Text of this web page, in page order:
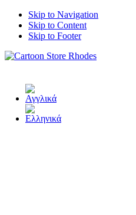
Skip to Navigation
Skip to Content
Skip to Footer